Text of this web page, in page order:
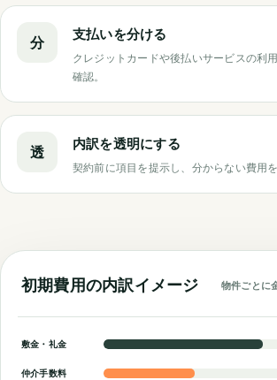
分 支払いを分ける
クレジットカードや後払いサービスの利
確認。
透 内訳を透明にする
契約前に項目を提示し、分からない費用を
初期費用の内訳イメージ 物件ごとに
敷金・礼金
仲介手数料